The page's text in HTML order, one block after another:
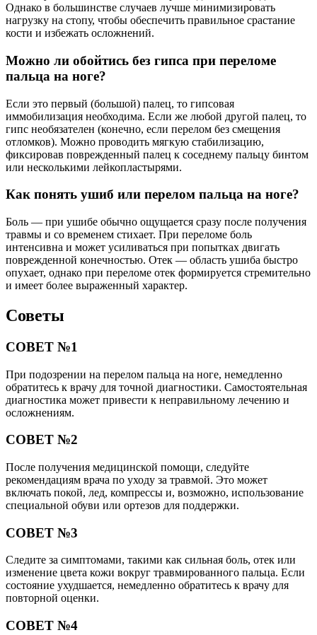
Однако в большинстве случаев лучше минимизировать
нагрузку на стопу, чтобы обеспечить правильное срастание
кости и избежать осложнений.
Можно ли обойтись без гипса при переломе
пальца на ноге?
Если это первый (большой) палец, то гипсовая
иммобилизация необходима. Если же любой другой палец, то
гипс необязателен (конечно, если перелом без смещения
отломков). Можно проводить мягкую стабилизацию,
фиксировав поврежденный палец к соседнему пальцу бинтом
или несколькими лейкопластырями.
Как понять ушиб или перелом пальца на ноге?
Боль — при ушибе обычно ощущается сразу после получения
травмы и со временем стихает. При переломе боль
интенсивна и может усиливаться при попытках двигать
поврежденной конечностью. Отек — область ушиба быстро
опухает, однако при переломе отек формируется стремительно
и имеет более выраженный характер.
Советы
СОВЕТ №1
При подозрении на перелом пальца на ноге, немедленно
обратитесь к врачу для точной диагностики. Самостоятельная
диагностика может привести к неправильному лечению и
осложнениям.
СОВЕТ №2
После получения медицинской помощи, следуйте
рекомендациям врача по уходу за травмой. Это может
включать покой, лед, компрессы и, возможно, использование
специальной обуви или ортезов для поддержки.
СОВЕТ №3
Следите за симптомами, такими как сильная боль, отек или
изменение цвета кожи вокруг травмированного пальца. Если
состояние ухудшается, немедленно обратитесь к врачу для
повторной оценки.
СОВЕТ №4